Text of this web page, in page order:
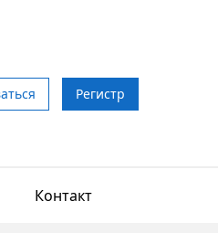
Регистр
Контакт